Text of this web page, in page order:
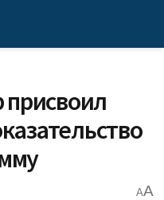
присвоил
AA